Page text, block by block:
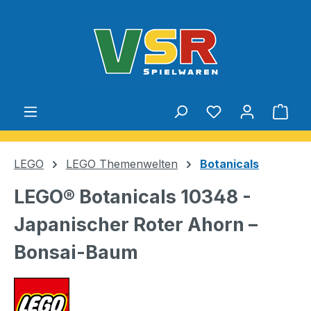
Du hast 0
LEGO LEGO Themenwelten Botanicals
LEGO® Botanicals 10348 -
Japanischer Roter Ahorn –
Bonsai-Baum